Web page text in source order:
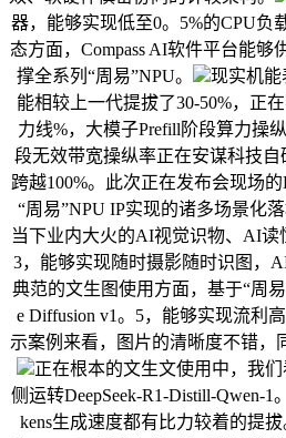
器，能够实现低至0。5%的CPU负
态方面，Compass AI软件平台能够
撑全系列“周易”NPU。
现实机
能相较上一代提拔了30-50%，正
力线%，大模子Prefill阶段算力操
段无效带宽操纵率正在安谋科技
跨越100%。此次正在发布会现场
“周易”NPU IP实现的诸多场景化落
当下业内大火的AI视觉识物、AI读
3，能够实现随时摄影随时识图，
典范的文生图使用方面，基于“周
e Diffusion v1。5，能够实现流利
示案例来看，图片的清晰度不错，
正在根本的文生文使用中，我
侧运转DeepSeek-R1-Distill-Qwen-
kens生成速度都有比力较着的提